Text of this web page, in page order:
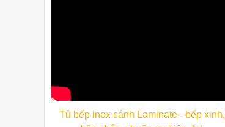
Tủ bếp inox cánh Laminate - bếp xinh,